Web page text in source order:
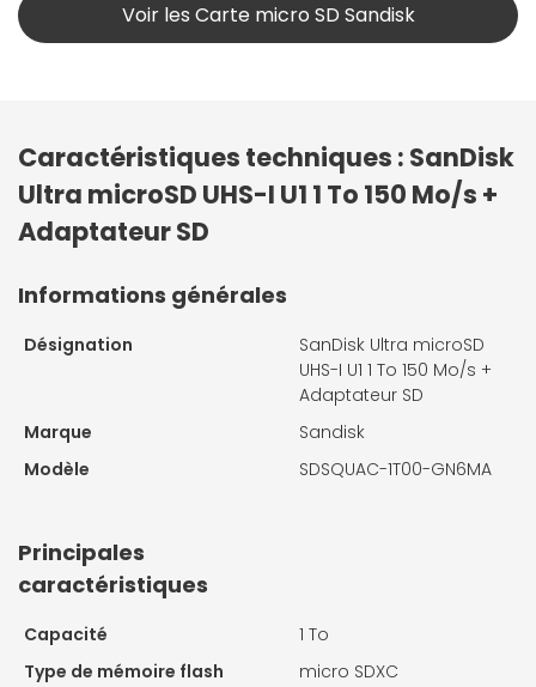
Voir les Carte micro SD Sandisk
Caractéristiques techniques : SanDisk
Ultra microSD UHS-I U1 1 To 150 Mo/s +
Adaptateur SD
Informations générales
Désignation
SanDisk Ultra microSD
UHS-I U1 1 To 150 Mo/s +
Adaptateur SD
Marque
Sandisk
Modèle
SDSQUAC-1T00-GN6MA
Principales
caractéristiques
Capacité
1 To
Type de mémoire flash
micro SDXC